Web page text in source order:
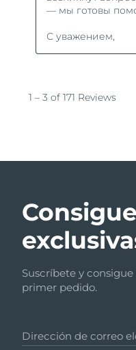
Suscríbete y
primer pedido.
Dirección de correo